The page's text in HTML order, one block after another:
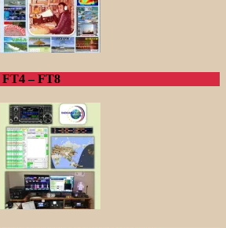
– FT8